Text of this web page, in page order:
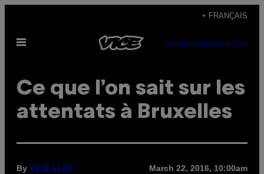
content
+ FRANÇAIS
Open
SUBSCRIBENEWSLETTER
Ce que l’on sait sur les
attentats à Bruxelles
By VICE Staff March 22, 2016, 10:00am